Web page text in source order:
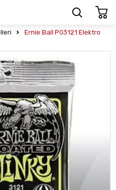
Ernie Ball P03121 Elektro